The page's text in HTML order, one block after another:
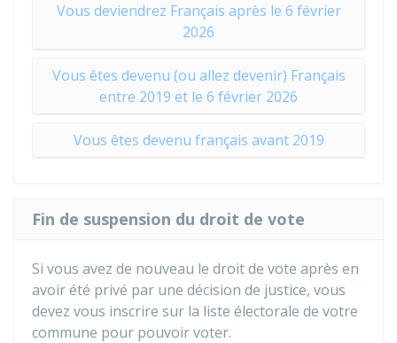
Vous deviendrez Français après le 6 février
2026
Vous êtes devenu (ou allez devenir) Français
entre 2019 et le 6 février 2026
Vous êtes devenu français avant 2019
Fin de suspension du droit de vote
Si vous avez de nouveau le droit de vote après en
avoir été privé par une décision de justice, vous
devez vous inscrire sur la liste électorale de votre
commune pour pouvoir voter.